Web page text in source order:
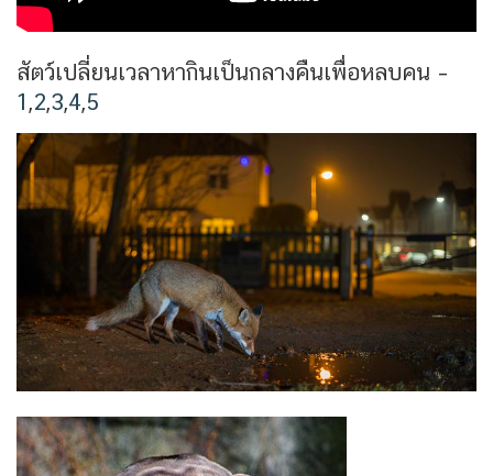
สัตว์เปลี่ยนเวลาหากินเป็นกลางคืนเพื่อหลบคน –
1 ,2,3,4,5